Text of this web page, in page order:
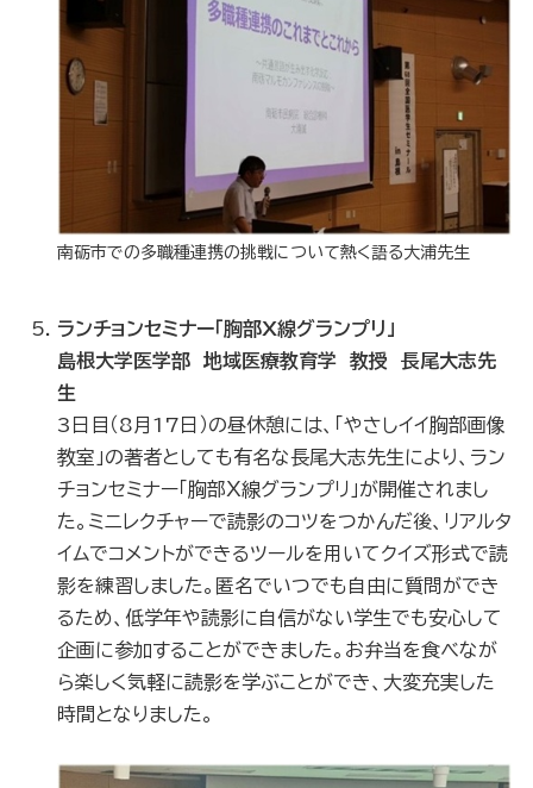
南砺市での多職種連携の挑戦について熱く語る大浦先生
ランチョンセミナー「胸部X線グランプリ」
島根大学医学部 地域医療教育学 教授 長尾大志先
生
3日目（8月17日）の昼休憩には、「やさしイイ胸部画像
教室」の著者としても有名な長尾大志先生により、ラン
チョンセミナー「胸部Ｘ線グランプリ」が開催されまし
た。ミニレクチャーで読影のコツをつかんだ後、リアルタ
イムでコメントができるツールを用いてクイズ形式で読
影を練習しました。匿名でいつでも自由に質問ができ
るため、低学年や読影に自信がない学生でも安心して
企画に参加することができました。お弁当を食べなが
ら楽しく気軽に読影を学ぶことができ、大変充実した
時間となりました。